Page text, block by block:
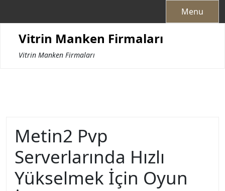
Menu
Vitrin Manken Firmaları
Vitrin Manken Firmaları
Metin2 Pvp
Serverlarında Hızlı
Yükselmek İçin Oyun